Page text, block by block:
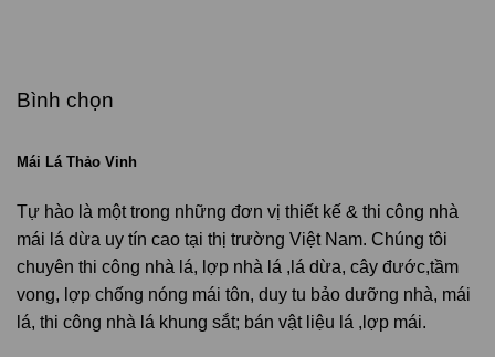
Bình chọn
Mái Lá Thảo Vinh
Tự hào là một trong những đơn vị thiết kế & thi công nhà
mái lá dừa uy tín cao tại thị trường Việt Nam. Chúng tôi
chuyên thi công nhà lá, lợp nhà lá ,lá dừa, cây đước,tầm
vong, lợp chống nóng mái tôn, duy tu bảo dưỡng nhà, mái
lá, thi công nhà lá khung sắt; bán vật liệu lá ,lợp mái.